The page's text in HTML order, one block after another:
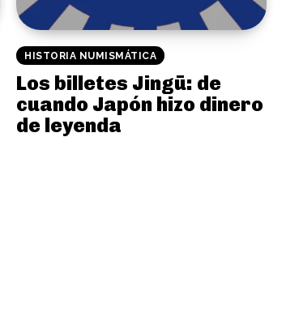
HISTORIA NUMISMÁTICA
Los billetes Jingū: de
cuando Japón hizo dinero
de leyenda